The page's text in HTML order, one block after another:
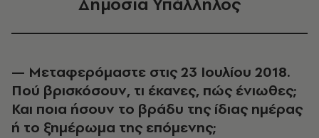
— Μεταφερόμαστε στις 23 Ιουλίου 2018.
Πού βρισκόσουν, τι έκανες, πώς ένιωθες;
Και ποια ήσουν το βράδυ της ίδιας ημέρας
ή το ξημέρωμα της επόμενης;